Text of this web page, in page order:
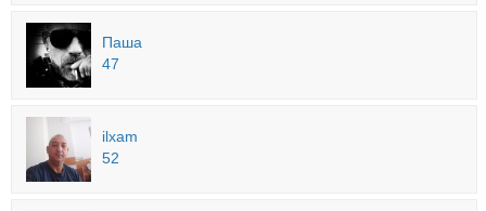
Паша
47
ilxam
52